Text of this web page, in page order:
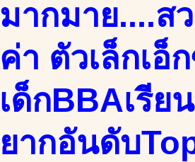
มากมาย....ส
ค่า ตัวเล็กเอ็
เด็กBBAเรี
ยากอันดับ